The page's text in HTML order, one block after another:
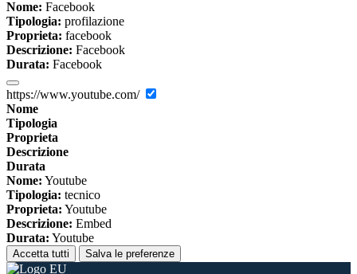
Nome: Facebook
Tipologia: profilazione
Proprieta: facebook
Descrizione: Facebook
Durata: Facebook
https://www.youtube.com/
Nome
Tipologia
Proprieta
Descrizione
Durata
Nome: Youtube
Tipologia: tecnico
Proprieta: Youtube
Descrizione: Embed
Durata: Youtube
Accetta tutti Salva le preferenze